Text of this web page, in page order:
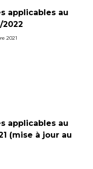
applicables au
2021
applicables au
(mise à jour au